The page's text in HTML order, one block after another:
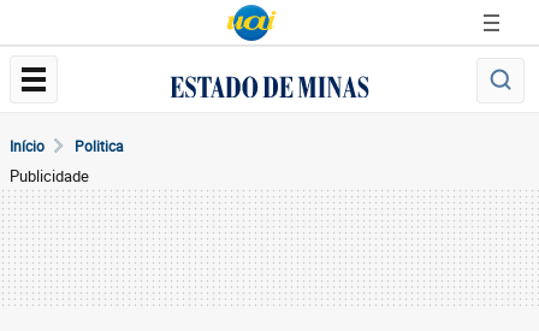
Início Politica
Publicidade